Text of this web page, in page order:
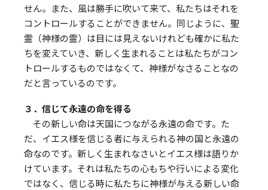
せん。また、風は勝手に吹いて来て、私たちはそれを
コントロールすることができません。同じように、聖
霊（神様の霊）は目には見えないけれども確かに私た
ちを変えていき、新しく生まれることは私たちがコン
トロールするものではなくて、神様がなさることなの
だと言っているのです。
３．信じて永遠の命を得る
その新しい命は天国につながる永遠の命です。た
だ、イエス様を信じる者に与えられる神の国と永遠の
命なのです。新しく生まれなさいとイエス様は語りか
けています。それは私たちの心もちや行いによる変化
ではなく、信じる時に私たちに神様が与える新しい命